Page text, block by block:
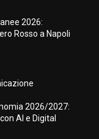
2026:
Rosso a Napoli
2026/2027:
AI e Digital